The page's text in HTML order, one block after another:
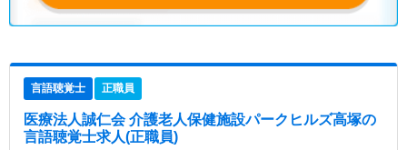
言語聴覚士 正職員
医療法人誠仁会 介護老人保健施設パークヒルズ高塚の
言語聴覚士求人(正職員)